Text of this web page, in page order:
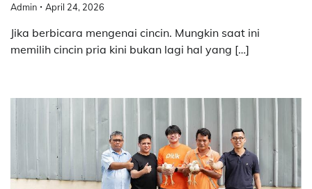
Admin April 24, 2026
Jika berbicara mengenai cincin. Mungkin saat ini
memilih cincin pria kini bukan lagi hal yang […]